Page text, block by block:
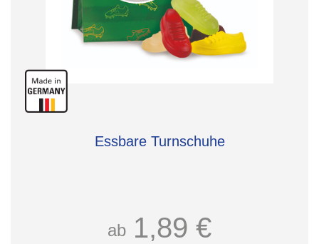
Essbare Turnschuhe
ab 1,89 €